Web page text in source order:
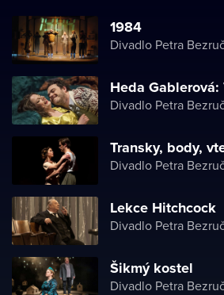
1984
Divadlo Petra
Heda
Divadlo Petra
Transky, body,
Divadlo Petra
Lekce Hitchcock
Divadlo Petra
Šikmý kostel
Divadlo Petra